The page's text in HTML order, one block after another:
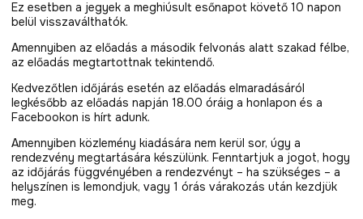
Ez esetben a jegyek a meghiúsult esőnapot követő 10 napon
belül visszaválthatók.
Amennyiben az előadás a második felvonás alatt szakad félbe,
az előadás megtartottnak tekintendő.
Kedvezőtlen időjárás esetén az előadás elmaradásáról
legkésőbb az előadás napján 18.00 óráig a honlapon és a
Facebookon is hírt adunk.
Amennyiben közlemény kiadására nem kerül sor, úgy a
rendezvény megtartására készülünk. Fenntartjuk a jogot, hogy
az időjárás függvényében a rendezvényt – ha szükséges – a
helyszínen is lemondjuk, vagy 1 órás várakozás után kezdjük
meg.